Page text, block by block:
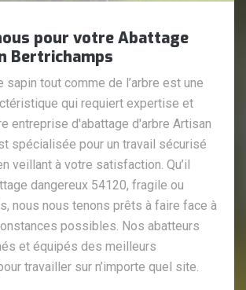
pour votre Abattage
Bertrichamps
sapin tout comme de l’arbre est une
qui requiert expertise et
entreprise d'abattage d'arbre Artisan
spécialisée pour un travail sécurisé
veillant à votre satisfaction. Qu’il
dangereux 54120, fragile ou
nous nous tenons prêts à faire face à
possibles. Nos abatteurs
et équipés des meilleurs
travailler sur n’importe quel site.